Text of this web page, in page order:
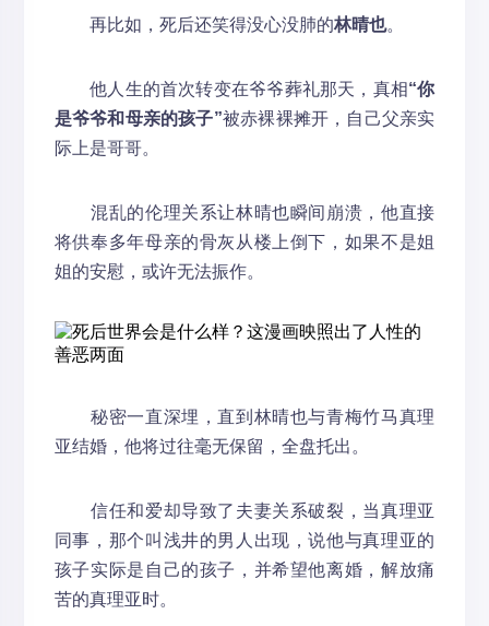
再比如，死后还笑得没心没肺的林晴也。
他人生的首次转变在爷爷葬礼那天，真相“你
是爷爷和母亲的孩子”被赤裸裸摊开，自己父亲实
际上是哥哥。
混乱的伦理关系让林晴也瞬间崩溃，他直接
将供奉多年母亲的骨灰从楼上倒下，如果不是姐
姐的安慰，或许无法振作。
秘密一直深埋，直到林晴也与青梅竹马真理
亚结婚，他将过往毫无保留，全盘托出。
信任和爱却导致了夫妻关系破裂，当真理亚
同事，那个叫浅井的男人出现，说他与真理亚的
孩子实际是自己的孩子，并希望他离婚，解放痛
苦的真理亚时。